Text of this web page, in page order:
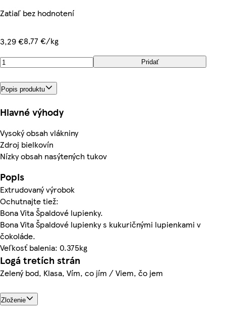
Zatiaľ bez hodnotení
3,29 €8,77 €/kg
Pridať
Popis produktu
Hlavné výhody
Vysoký obsah vlákniny
Zdroj bielkovín
Nízky obsah nasýtených tukov
Popis
Extrudovaný výrobok
Ochutnajte tiež:
Bona Vita Špaldové lupienky.
Bona Vita Špaldové lupienky s kukuričnými lupienkami v
čokoláde.
Veľkosť balenia: 0.375kg
Logá tretích strán
Zelený bod, Klasa, Vím, co jím / Viem, čo jem
Zloženie